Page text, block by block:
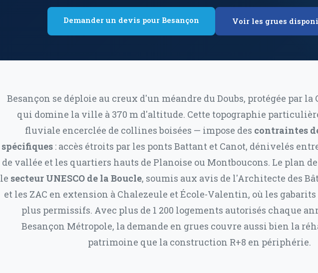
Demander un devis pour Besançon Voir les grues
Besançon se déploie au creux d'un méandre du Doubs, protégée par
qui domine la ville à 370 m d'altitude. Cette topographie
fluviale encerclée de collines boisées — impose des contraintes
spécifiques: accès étroits par les ponts Battant et Canot, dénivelés
de vallée et les quartiers hauts de Planoise ou Montboucons. Le plan
le secteur UNESCO de la Boucle, soumis aux avis de l'Architecte des
et les ZAC en extension à Chalezeule et École-Valentin, où les
plus permissifs. Avec plus de 1 200 logements autorisés chaque
Besançon Métropole, la demande en grues couvre aussi bien la
patrimoine que la construction R+8 en périphérie.